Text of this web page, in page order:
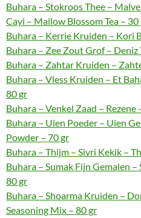
Buhara – Stokroos Thee –
Cayi – Mallow Blossom Tea – 30
Buhara – Kerrie Kruiden – Kori
Buhara – Zee Zout Grof – Deniz
Buhara – Zahtar Kruiden –
Buhara – Vless Kruiden – Et
80 gr
Buhara – Venkel Zaad – Rezene
Buhara – Uien Poeder – Uien
Powder – 70 gr
Buhara – Thijm – Sivri Kekik –
Buhara – Sumak Fijn Gemalen –
80 gr
Buhara – Shoarma Kruiden –
Seasoning Mix – 80 gr